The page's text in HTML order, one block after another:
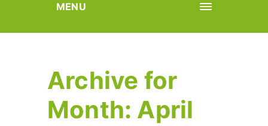
MENU
Archive for
Month: April